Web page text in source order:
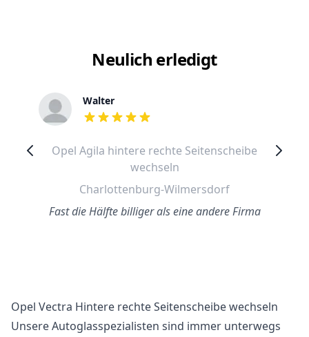
Neulich erledigt
Walter
out of 5 stars
Opel Agila hintere rechte Seitenscheibe
wechseln
Charlottenburg-Wilmersdorf
Fast die Hälfte billiger als eine andere Firma
Opel Vectra Hintere rechte Seitenscheibe wechseln
Unsere Autoglasspezialisten sind immer unterwegs